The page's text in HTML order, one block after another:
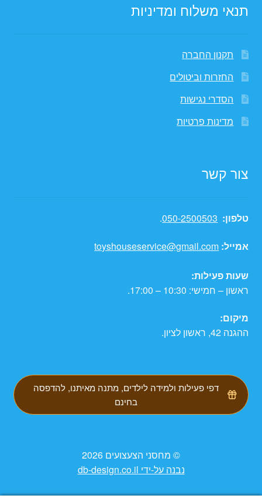
תנאי משלוח ומדיניות
תקנון החברה
החזרות וביטולים
הסדרי נגישות
מדינות פרטיות
צור קשר
טלפון: 050-2500503
.
אמייל: toyshouseservice@gmail.com
שעות פעילות:
ראשון – חמישי: 10:30 – 17:00.
מיקום:
ההגנה 42, ראשון לציון.
דפי פעילות ולמידה לילדים, מתנה מאיתנו, להדפסה
בחינם
© מחסני הצעצועים 2026
נבנה על-ידי db-design.co.il